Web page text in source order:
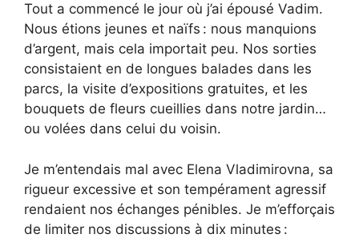
Tout a commencé le jour où j’ai épousé Vadim.
Nous étions jeunes et naïfs : nous manquions
d’argent, mais cela importait peu. Nos sorties
consistaient en de longues balades dans les
parcs, la visite d’expositions gratuites, et les
bouquets de fleurs cueillies dans notre jardin…
ou volées dans celui du voisin.
Je m’entendais mal avec Elena Vladimirovna, sa
rigueur excessive et son tempérament agressif
rendaient nos échanges pénibles. Je m’efforçais
de limiter nos discussions à dix minutes :